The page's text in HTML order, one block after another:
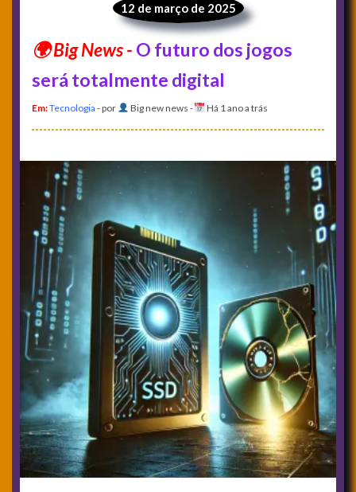
12 de março de 2025
O futuro dos jogos
será totalmente digital
Em:Tecnologia - por Big new news - Há 1 ano a trás